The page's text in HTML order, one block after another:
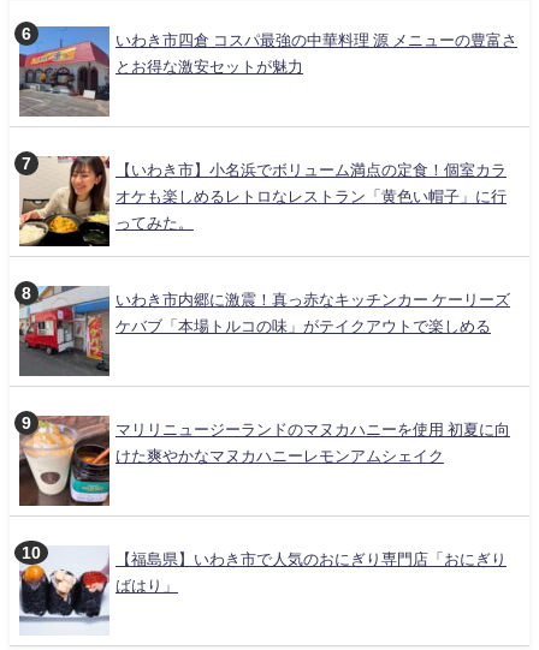
いわき市四倉 コスパ最強の中華料理 源 メニューの豊富さ
とお得な激安セットが魅力
【いわき市】小名浜でボリューム満点の定食！個室カラ
オケも楽しめるレトロなレストラン「黄色い帽子」に行
ってみた。
いわき市内郷に激震！真っ赤なキッチンカー ケーリーズ
ケバブ「本場トルコの味」がテイクアウトで楽しめる
マリリニュージーランドのマヌカハニーを使用 初夏に向
けた爽やかなマヌカハニーレモンアムシェイク
【福島県】いわき市で人気のおにぎり専門店「おにぎり
ばはり」